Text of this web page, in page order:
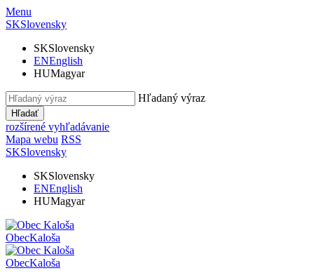
Menu
SKSlovensky
SKSlovensky
ENEnglish
HUMagyar
Hľadaný výraz
Hľadať
rozšírené vyhľadávanie
Mapa webu RSS
SKSlovensky
SKSlovensky
ENEnglish
HUMagyar
ObecKaloša
ObecKaloša